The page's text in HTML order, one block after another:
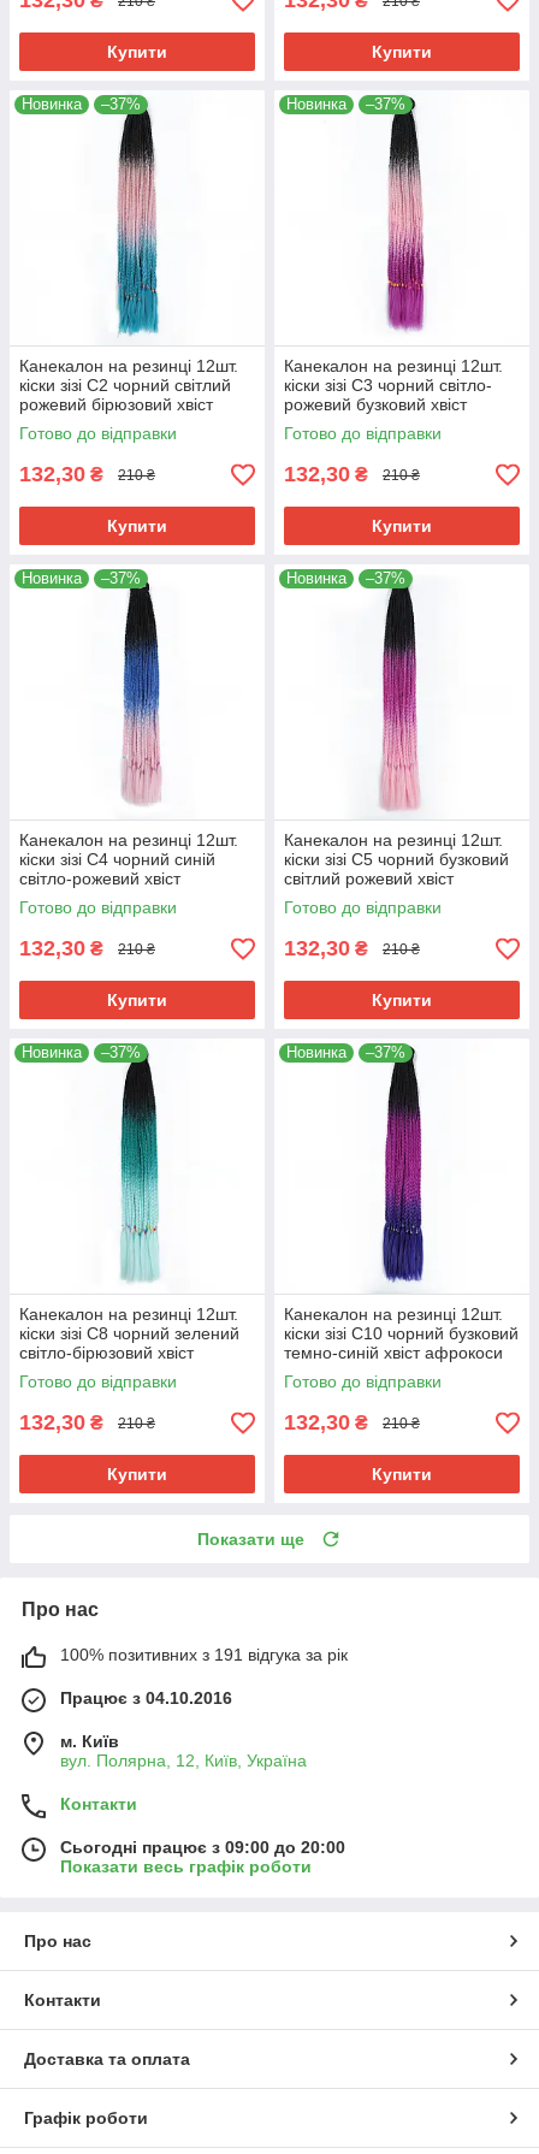
Купити Купити
Новинка –37%
Канекалон на резинці 12шт.
кіски зізі C2 чорний світлий
рожевий бірюзовий хвіст
афрокоси омбре 60см 50гр у
зачіску ZiZi
Готово до відправки
132,30 ₴ 210 ₴
Купити
Новинка –37%
Канекалон на резинці 12шт.
кіски зізі C3 чорний світло-
рожевий бузковий хвіст
афрокоси омбре 60см 50гр у
зачіску ZiZi
Готово до відправки
132,30 ₴ 210 ₴
Купити
Новинка –37%
Канекалон на резинці 12шт.
кіски зізі C4 чорний синій
світло-рожевий хвіст
афрокоси омбре 60см 50гр у
зачіску ZiZi
Готово до відправки
132,30 ₴ 210 ₴
Купити
Новинка –37%
Канекалон на резинці 12шт.
кіски зізі C5 чорний бузковий
світлий рожевий хвіст
афрокоси омбре 60см 50гр у
зачіску ZiZi
Готово до відправки
132,30 ₴ 210 ₴
Купити
Новинка –37%
Канекалон на резинці 12шт.
кіски зізі C8 чорний зелений
світло-бірюзовий хвіст
афрокоси омбре 60см 50гр у
зачіску ZiZi
Готово до відправки
132,30 ₴ 210 ₴
Купити
Новинка –37%
Канекалон на резинці 12шт.
кіски зізі C10 чорний бузковий
темно-синій хвіст афрокоси
омбре 60см 50гр у зачіску
ZiZi
Готово до відправки
132,30 ₴ 210 ₴
Купити
Показати ще
Про нас
100% позитивних з 191 відгука за рік
Працює з 04.10.2016
м. Київ
вул. Полярна, 12, Київ, Україна
Контакти
Сьогодні працює з 09:00 до 20:00
Показати весь графік роботи
Про нас
Контакти
Доставка та оплата
Графік роботи